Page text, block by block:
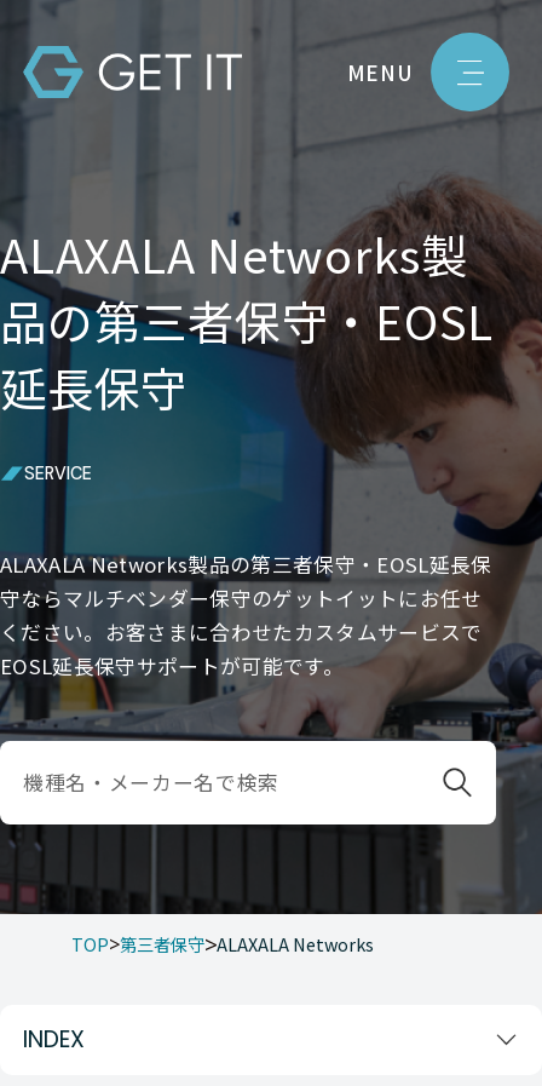
MENU
ALAXALA Networks製
品の第三者保守・EOSL
延長保守
SERVICE
ALAXALA Networks製品の第三者保守・EOSL延長保
守ならマルチベンダー保守のゲットイットにお任せ
ください。お客さまに合わせたカスタムサービスで
EOSL延長保守サポートが可能です。
TOP 第三者保守 ALAXALA Networks
INDEX